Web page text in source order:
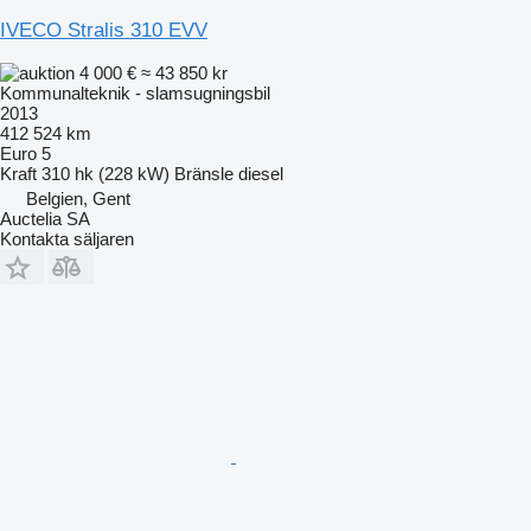
IVECO Stralis 310 EVV
4 000 € ≈ 43 850 kr
Kommunalteknik - slamsugningsbil
2013
412 524 km
Euro 5
Kraft 310 hk (228 kW) Bränsle diesel
Belgien, Gent
Auctelia SA
Kontakta säljaren